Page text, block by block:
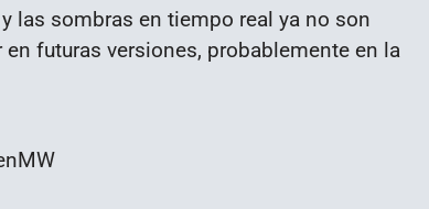
las sombras en tiempo real ya no son
futuras versiones, probablemente en la